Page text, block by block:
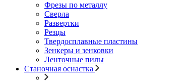
Фрезы по металлу
Сверла
Развертки
Резцы
Твердосплавные пластины
Зенкеры и зенковки
Ленточные пилы
Станочная оснастка